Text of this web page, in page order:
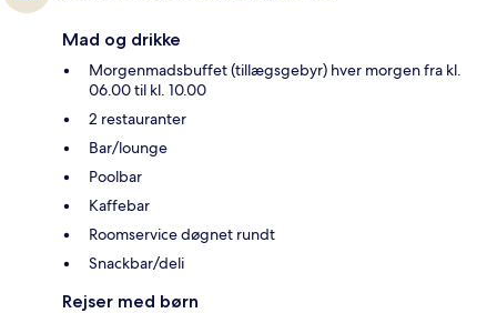
Mad og drikke
Morgenmadsbuffet (tillægsgebyr) hver morgen fra kl.
06.00 til kl. 10.00
2 restauranter
Bar/lounge
Poolbar
Kaffebar
Roomservice døgnet rundt
Snackbar/deli
Rejser med børn